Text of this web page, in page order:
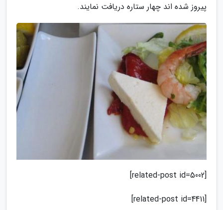
پیروز شده اند چهار ستاره دریافت نمایند.
[related-post id=5002]
[related-post id=4411]